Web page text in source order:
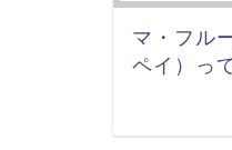
マ・フル
ペイ）っ